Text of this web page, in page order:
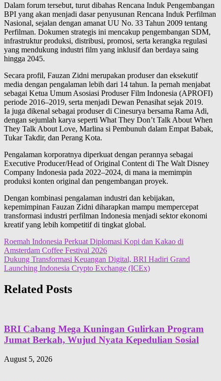
Dalam forum tersebut, turut dibahas Rencana Induk Pengembangan
BPI yang akan menjadi dasar penyusunan Rencana Induk Perfilman
Nasional, sejalan dengan amanat UU No. 33 Tahun 2009 tentang
Perfilman. Dokumen strategis ini mencakup pengembangan SDM,
infrastruktur produksi, distribusi, promosi, serta kerangka regulasi
yang mendukung industri film yang inklusif dan berdaya saing
hingga 2045.
Secara profil, Fauzan Zidni merupakan produser dan eksekutif
media dengan pengalaman lebih dari 14 tahun. Ia pernah menjabat
sebagai Ketua Umum Asosiasi Produser Film Indonesia (APROFI)
periode 2016–2019, serta menjadi Dewan Penasihat sejak 2019.
Ia juga dikenal sebagai produser di Cinesurya bersama Rama Adi,
dengan sejumlah karya seperti What They Don’t Talk About When
They Talk About Love, Marlina si Pembunuh dalam Empat Babak,
Tukar Takdir, dan Perang Kota.
Pengalaman korporatnya diperkuat dengan perannya sebagai
Executive Producer/Head of Original Content di The Walt Disney
Company Indonesia pada 2022–2024, di mana ia memimpin
produksi konten original dan pengembangan proyek.
Dengan kombinasi pengalaman industri dan kebijakan,
kepemimpinan Fauzan Zidni diharapkan mampu mempercepat
transformasi industri perfilman Indonesia menjadi sektor ekonomi
kreatif yang lebih kompetitif di tingkat global.
Post
navigation
Roemah Indonesia Perkuat Diplomasi Kopi dan Kakao di
Amsterdam Coffee Festival 2026
Dukung Transformasi Keuangan Digital, BRI Hadiri Grand
Launching Indonesia Crypto Exchange (ICEx)
Related Posts
BRI Cabang Mega Kuningan Gulirkan Program
Jumat Berkah, Wujud Nyata Kepedulian Sosial
August 5, 2026